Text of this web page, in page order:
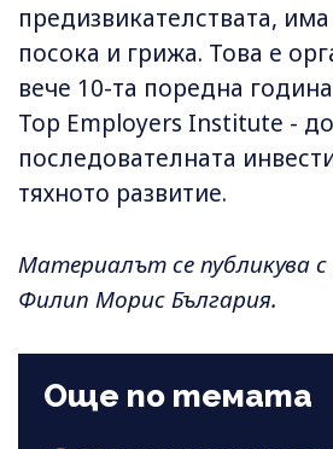
предизвикателствата, има
посока и грижа. Това е
вече 10-та поредна
Top Employers Institute -
последователната
тяхното развитие.
Материалът се публикува
Филип Морис България.
Още по темата